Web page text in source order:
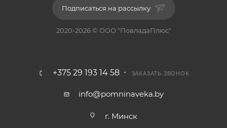
Подписаться на рассылку
2020-2026 © ООО "ПовладаПлюс"
+375 29 193 14 58 ЗАКАЗАТЬ ЗВОНОК
info@pomninaveka.by
г. Минск